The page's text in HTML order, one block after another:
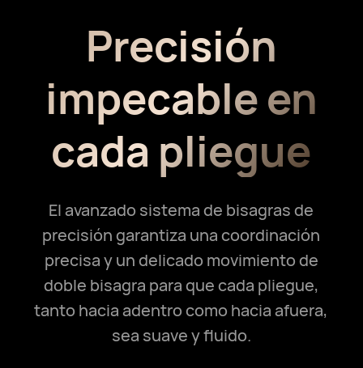
Precisión
impecableen
cada pliegue
El avanzado sistema de bisagras de
precisión garantiza una coordinación
precisa y un delicado movimiento de
doble bisagra para que cada pliegue,
tanto hacia adentro como hacia afuera,
sea suave y fluido.